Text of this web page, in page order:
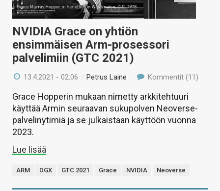
HAKU
NVIDIA Grace on yhtiön
ensimmäisen Arm-prosessori
palvelimiin (GTC 2021)
13.4.2021 - 02:06 /Petrus Laine Kommentit (11)
Grace Hopperin mukaan nimetty arkkitehtuuri
käyttää Armin seuraavan sukupolven Neoverse-
palvelinytimiä ja se julkaistaan käyttöön vuonna
2023.
Lue lisää
ARM DGX GTC 2021 Grace NVIDIA Neoverse